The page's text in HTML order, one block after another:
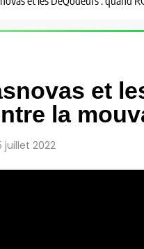
et
la
juillet 2022